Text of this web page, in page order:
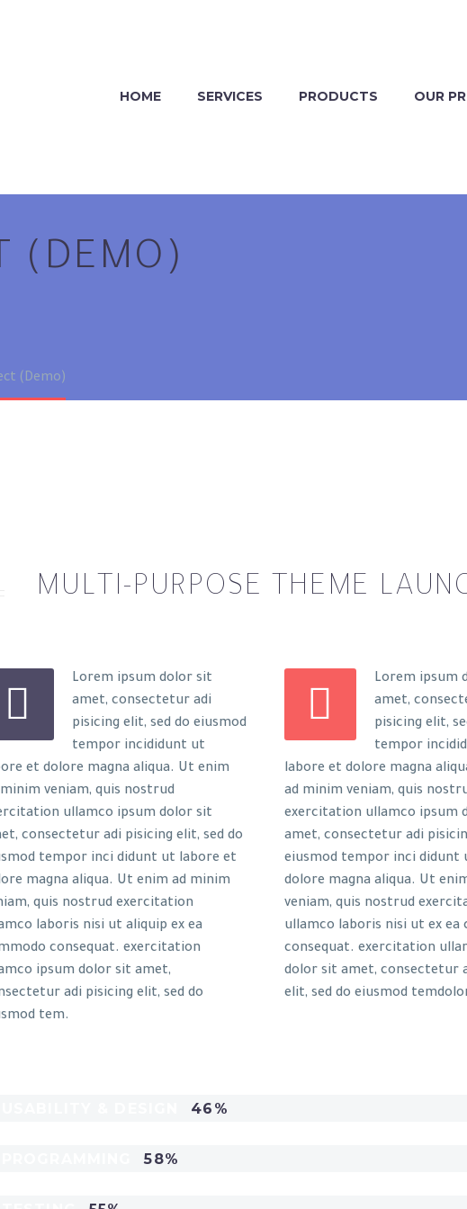
HOME SERVICES PRODUCTS OUR
(DEMO)
(Demo)
MULTI-PURPOSE THEME


Lorem ipsum dolor sit
amet, consectetur adi
pisicing elit, sed do eiusmod
tempor incididunt ut
et dolore magna aliqua. Ut enim
veniam, quis nostrud
ullamco ipsum dolor sit
consectetur adi pisicing elit, sed do
tempor inci didunt ut labore et
magna aliqua. Ut enim ad minim
quis nostrud exercitation
laboris nisi ut aliquip ex ea
consequat. exercitation
ipsum dolor sit amet,
adi pisicing elit, sed do
tem.


Lorem ipsum
amet,
pisicing elit,
tempor
labore et dolore magna
ad minim veniam, quis
exercitation ullamco ipsum
amet, consectetur adi
eiusmod tempor inci didunt
dolore magna aliqua. Ut
veniam, quis nostrud
ullamco laboris nisi ut ex ea
consequat. exercitation
dolor sit amet, consectetur
elit, sed do eiusmod
46%
58%